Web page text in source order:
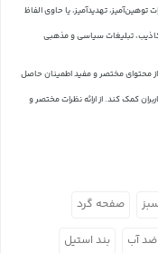
توهین‌آمیز، تهدیدآمیز، یا حاوی الفاظ
تبلیغات سیاسی و مذهبی
و حداکثر 500 کاراکتر باشند تا از محتوای مختصر و مفید اطمینان حاصل
کمک کند.از ارائه نظرات مختصر و
صفحه گرد
بند استیل